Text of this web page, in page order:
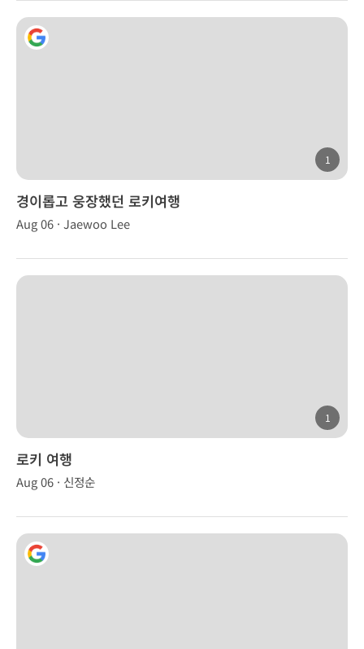
1
경이롭고 웅장했던 로키여행
Aug 06 · Jaewoo Lee
1
로키 여행
Aug 06 · 신정순